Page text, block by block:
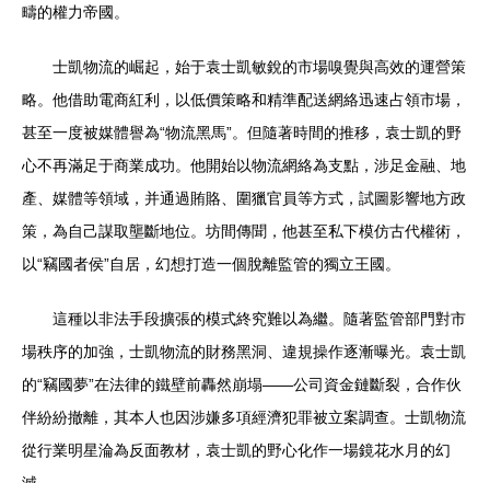
疇的權力帝國。
士凱物流的崛起，始于袁士凱敏銳的市場嗅覺與高效的運營策
略。他借助電商紅利，以低價策略和精準配送網絡迅速占領市場，
甚至一度被媒體譽為“物流黑馬”。但隨著時間的推移，袁士凱的野
心不再滿足于商業成功。他開始以物流網絡為支點，涉足金融、地
產、媒體等領域，并通過賄賂、圍獵官員等方式，試圖影響地方政
策，為自己謀取壟斷地位。坊間傳聞，他甚至私下模仿古代權術，
以“竊國者侯”自居，幻想打造一個脫離監管的獨立王國。
這種以非法手段擴張的模式終究難以為繼。隨著監管部門對市
場秩序的加強，士凱物流的財務黑洞、違規操作逐漸曝光。袁士凱
的“竊國夢”在法律的鐵壁前轟然崩塌——公司資金鏈斷裂，合作伙
伴紛紛撤離，其本人也因涉嫌多項經濟犯罪被立案調查。士凱物流
從行業明星淪為反面教材，袁士凱的野心化作一場鏡花水月的幻